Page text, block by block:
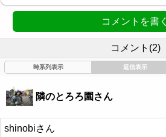
コメントを書く
コメント(2)
時系列表示 返信表示
隣のとろろ園さん
shinobiさん